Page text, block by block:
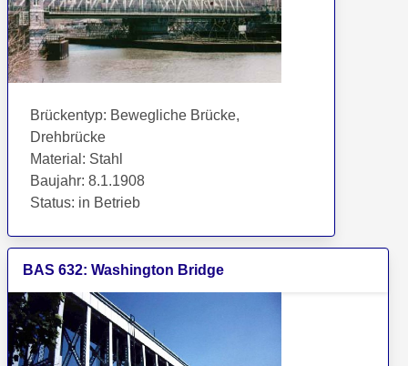
Brückentyp: Bewegliche Brücke,
Drehbrücke
Material : Stahl
Baujahr: 8.1.1908
Status: in Betrieb
BAS 632: Washington Bridge